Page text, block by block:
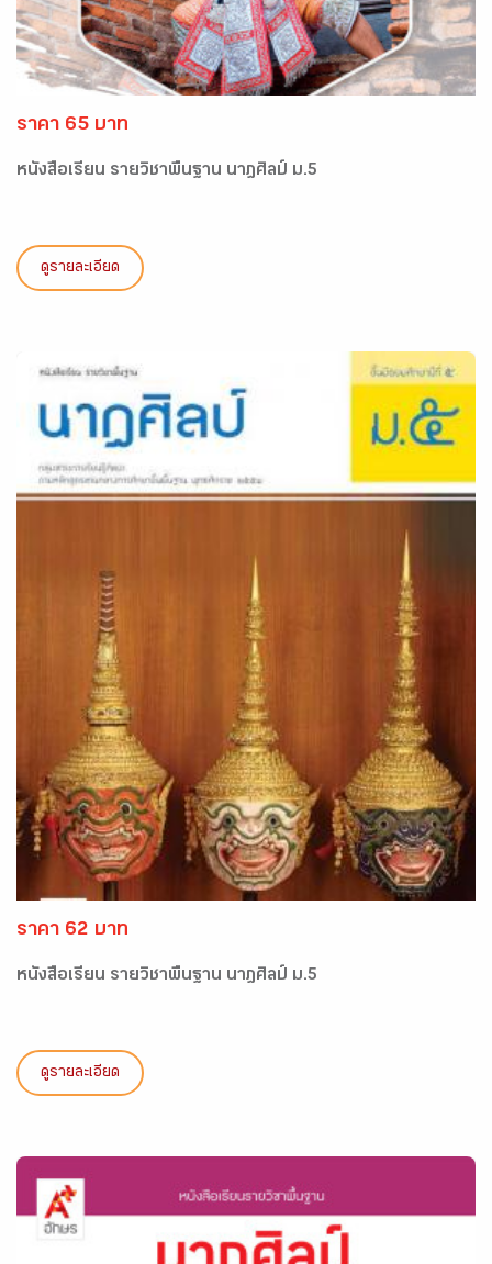
ราคา 65 บาท
หนังสือเรียน รายวิชาพื้นฐาน นาฎศิลป์ ม.5
ดูรายละเอียด
ราคา 62 บาท
หนังสือเรียน รายวิชาพื้นฐาน นาฎศิลป์ ม.5
ดูรายละเอียด